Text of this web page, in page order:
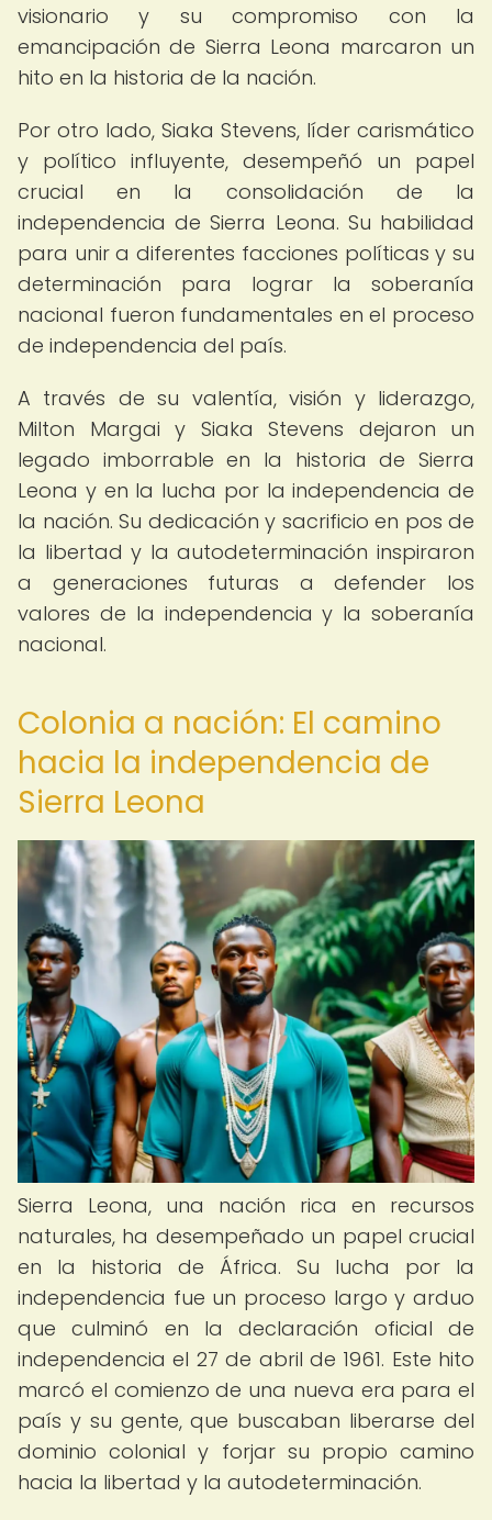
visionario y su compromiso con la
emancipación de Sierra Leona marcaron un
hito en la historia de la nación.
Por otro lado, Siaka Stevens, líder carismático
y político influyente, desempeñó un papel
crucial en la consolidación de la
independencia de Sierra Leona. Su habilidad
para unir a diferentes facciones políticas y su
determinación para lograr la soberanía
nacional fueron fundamentales en el proceso
de independencia del país.
A través de su valentía, visión y liderazgo,
Milton Margai y Siaka Stevens dejaron un
legado imborrable en la historia de Sierra
Leona y en la lucha por la independencia de
la nación. Su dedicación y sacrificio en pos de
la libertad y la autodeterminación inspiraron
a generaciones futuras a defender los
valores de la independencia y la soberanía
nacional.
Colonia a nación: El camino
hacia la independencia de
Sierra Leona
Sierra Leona, una nación rica en recursos
naturales, ha desempeñado un papel crucial
en la historia de África. Su lucha por la
independencia fue un proceso largo y arduo
que culminó en la declaración oficial de
independencia el 27 de abril de 1961. Este hito
marcó el comienzo de una nueva era para el
país y su gente, que buscaban liberarse del
dominio colonial y forjar su propio camino
hacia la libertad y la autodeterminación.